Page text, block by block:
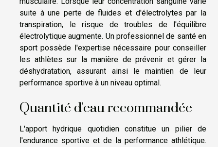
suite à une perte de fluides et d'électrolytes par la
transpiration, le risque de troubles de l'équilibre
électrolytique augmente. Un professionnel de santé en
sport possède l'expertise nécessaire pour conseiller
les athlètes sur la manière de prévenir et gérer la
déshydratation, assurant ainsi le maintien de leur
performance sportive à un niveau optimal.
Quantité d'eau recommandée
L'apport hydrique quotidien constitue un pilier de
l'endurance sportive et de la performance athlétique.